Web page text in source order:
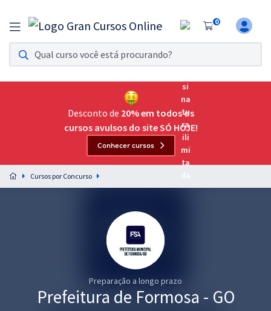
0
Assinatura Ilimitada 11
Acesso a todos os cursos. Teste grátis por 7 dias!
Assinatura OAB Até Passar
Acesso ilimitado a toda preparação para o Exame da
Preparação completa e intensiva para as principais
residências em saúde do Brasil
Graduação
Desconto de 20% em todos os
cursos avulsos do site SÓ HOJE!
Conhecer cursos
Cursos por Concurso
Preparação a longo prazo
Prefeitura de Formosa - GO